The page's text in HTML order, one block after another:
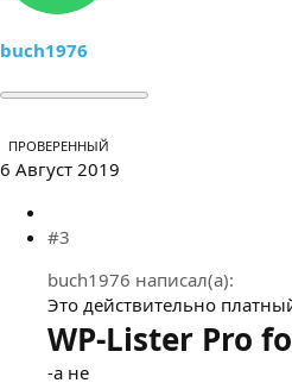
buch1976
ПРОВЕРЕННЫЙ
6 Август 2019
#3
buch1976 написал(а):
Это действительно
WP-Lister Pro
-а не